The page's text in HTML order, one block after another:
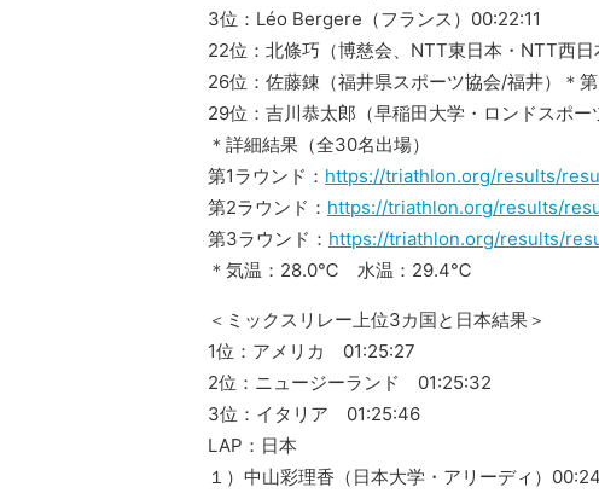
3位：Léo Bergere（フランス）00:22:11
22位：北條巧（博慈会、NTT東日本・NTT西
26位：佐藤錬（福井県スポーツ協会/福井）＊
29位：吉川恭太郎（早稲田大学・ロンドスポー
＊詳細結果（全30名出場）
第1ラウンド： https://triathlon.org/results/
第2ラウンド： https://triathlon.org/results/
第3ラウンド： https://triathlon.org/results/
＊気温：28.0℃ 水温：29.4℃
＜ミックスリレー上位3カ国と日本結果＞
1位：アメリカ 01:25:27
2位：ニュージーランド 01:25:32
3位：イタリア 01:25:46
LAP：日本
１）中山彩理香（日本大学・アリーディ）